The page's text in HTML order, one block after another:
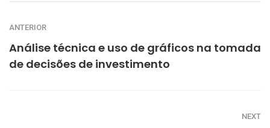
ANTERIOR
Análise técnica e uso de gráficos na tomada
de decisões de investimento
NEXT